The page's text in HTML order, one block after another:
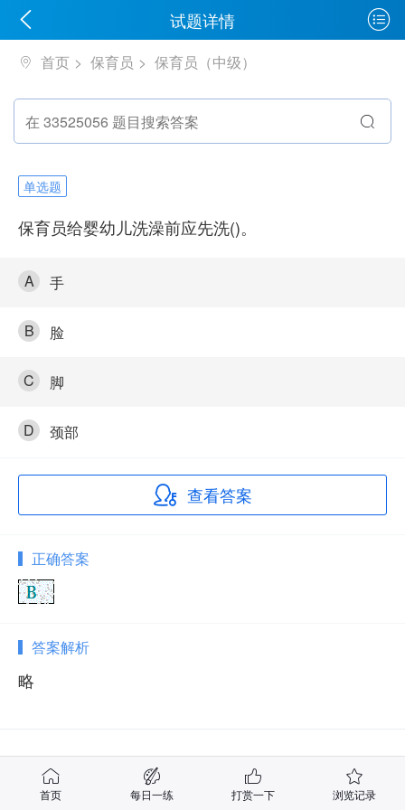
试题详情
首页 保育员 保育员（中级）
单选题
保育员给婴幼儿洗澡前应先洗()。
A 手
B 脸
C 脚
D 颈部
查看答案
正确答案
答案解析
略
相关试题
首页 每日一练 打赏一下 浏览记录